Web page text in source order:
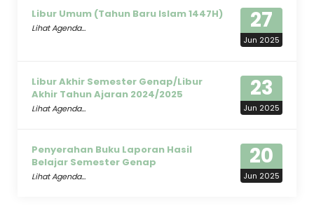
27
Jun 2025
Libur Umum (Tahun Baru Islam 1447H)
Lihat Agenda...
23
Jun 2025
Libur Akhir Semester Genap/Libur
Akhir Tahun Ajaran 2024/2025
Lihat Agenda...
20
Jun 2025
Penyerahan Buku Laporan Hasil
Belajar Semester Genap
Lihat Agenda...